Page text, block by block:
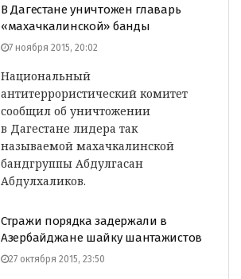
В Дагестане уничтожен главарь
«махачкалинской» банды
7 ноября 2015, 20:02
Национальный
антитеррористический комитет
сообщил об уничтожении
в Дагестане лидера так
называемой махачкалинской
бандгруппы Абдулгасан
Абдулхаликов.
Стражи порядка задержали в
Азербайджане шайку шантажистов
27 октября 2015, 23:50